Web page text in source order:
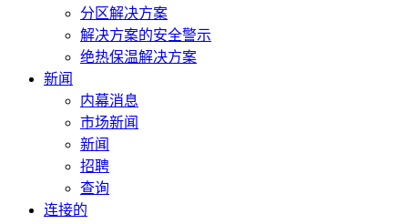
分区解决方案
解决方案的安全警示
绝热保温解决方案
新闻
内幕消息
市场新闻
新闻
招聘
查询
连接的